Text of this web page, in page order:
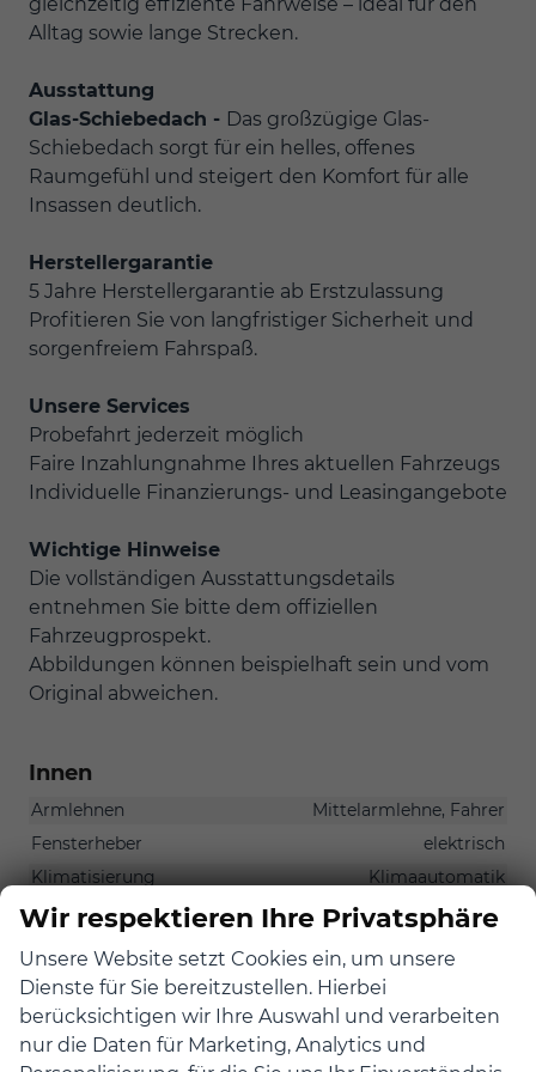
Alltag sowie lange Strecken.
Ausstattung
Glas-Schiebedach - Das großzügige Glas-
Schiebedach sorgt für ein helles, offenes
Raumgefühl und steigert den Komfort für alle
Insassen deutlich.
Herstellergarantie
5 Jahre Herstellergarantie ab Erstzulassung
Profitieren Sie von langfristiger Sicherheit und
sorgenfreiem Fahrspaß.
Unsere Services
Probefahrt jederzeit möglich
Faire Inzahlungnahme Ihres aktuellen Fahrzeugs
Individuelle Finanzierungs- und Leasingangebote
Wichtige Hinweise
Die vollständigen Ausstattungsdetails
entnehmen Sie bitte dem offiziellen
Fahrzeugprospekt.
Abbildungen können beispielhaft sein und vom
Original abweichen.
Innen
Armlehnen
Mittelarmlehne, Fahrer
Fensterheber
elektrisch
Klimatisierung
Klimaautomatik
Lenkrad
in Leder, mit Multifunktionen, mit Lenkradheizung, mit
Schaltwippen
Sitze
Komfortsitze, Isofix (Kindersitzbefestigung),
Sitzheizung, Sitzheizung hinten
Wir respektieren Ihre Privatsphäre
Unsere Website setzt Cookies ein, um unsere
Dienste für Sie bereitzustellen. Hierbei
berücksichtigen wir Ihre Auswahl und verarbeiten
nur die Daten für Marketing, Analytics und